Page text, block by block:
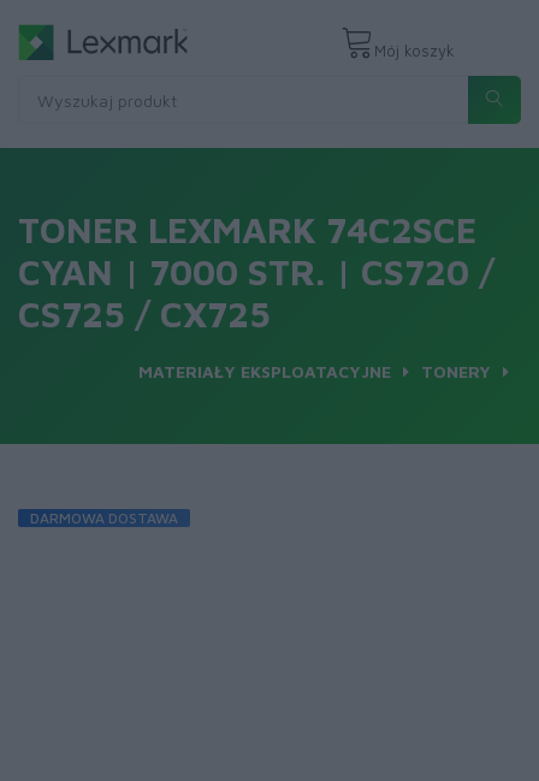
Mój koszyk
TONER LEXMARK 74C2SCE
CYAN | 7000 STR. | CS720 /
CS725 / CX725
MATERIAŁY EKSPLOATACYJNE TONERY
DARMOWA DOSTAWA